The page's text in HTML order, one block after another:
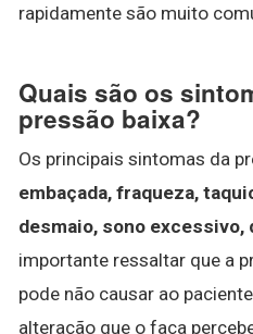
rapidamente são muito
Quais são os
pressão baixa?
Os principais sintomas da
embaçada, fraqueza,
desmaio, sono excessivo,
importante ressaltar que a
pode não causar ao
alteração que o faça